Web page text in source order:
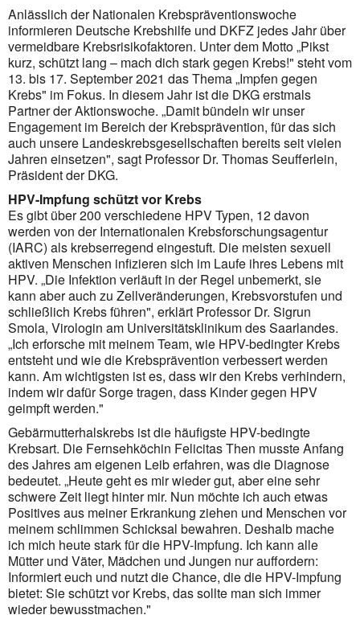
Anlässlich der Nationalen Krebspräventionswoche
informieren Deutsche Krebshilfe und DKFZ jedes Jahr über
vermeidbare Krebsrisikofaktoren. Unter dem Motto „Pikst
kurz, schützt lang – mach dich stark gegen Krebs!" steht vom
13. bis 17. September 2021 das Thema „Impfen gegen
Krebs" im Fokus. In diesem Jahr ist die DKG erstmals
Partner der Aktionswoche. „Damit bündeln wir unser
Engagement im Bereich der Krebsprävention, für das sich
auch unsere Landeskrebsgesellschaften bereits seit vielen
Jahren einsetzen", sagt Professor Dr. Thomas Seufferlein,
Präsident der DKG.
HPV-Impfung schützt vor Krebs
Es gibt über 200 verschiedene HPV Typen, 12 davon
werden von der Internationalen Krebsforschungsagentur
(IARC) als krebserregend eingestuft. Die meisten sexuell
aktiven Menschen infizieren sich im Laufe ihres Lebens mit
HPV. „Die Infektion verläuft in der Regel unbemerkt, sie
kann aber auch zu Zellveränderungen, Krebsvorstufen und
schließlich Krebs führen", erklärt Professor Dr. Sigrun
Smola, Virologin am Universitätsklinikum des Saarlandes.
„Ich erforsche mit meinem Team, wie HPV-bedingter Krebs
entsteht und wie die Krebsprävention verbessert werden
kann. Am wichtigsten ist es, dass wir den Krebs verhindern,
indem wir dafür Sorge tragen, dass Kinder gegen HPV
geimpft werden."
Gebärmutterhalskrebs ist die häufigste HPV-bedingte
Krebsart. Die Fernsehköchin Felicitas Then musste Anfang
des Jahres am eigenen Leib erfahren, was die Diagnose
bedeutet. „Heute geht es mir wieder gut, aber eine sehr
schwere Zeit liegt hinter mir. Nun möchte ich auch etwas
Positives aus meiner Erkrankung ziehen und Menschen vor
meinem schlimmen Schicksal bewahren. Deshalb mache
ich mich heute stark für die HPV-Impfung. Ich kann alle
Mütter und Väter, Mädchen und Jungen nur auffordern:
Informiert euch und nutzt die Chance, die die HPV-Impfung
bietet: Sie schützt vor Krebs, das sollte man sich immer
wieder bewusstmachen."